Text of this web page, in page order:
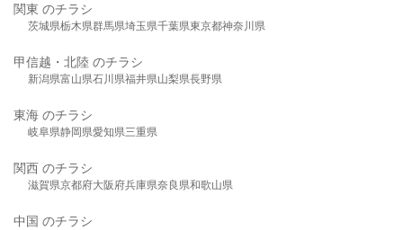
関東 のチラシ
茨城県栃木県群馬県埼玉県千葉県東京都神奈川県
甲信越・北陸 のチラシ
新潟県富山県石川県福井県山梨県長野県
東海 のチラシ
岐阜県静岡県愛知県三重県
関西 のチラシ
滋賀県京都府大阪府兵庫県奈良県和歌山県
中国 のチラシ